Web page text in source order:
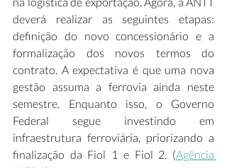
deverá realizar as seguintes etapas:
definição do novo concessionário e a
formalização dos novos termos do
contrato. A expectativa é que uma nova
gestão assuma a ferrovia ainda neste
semestre. Enquanto isso, o Governo
Federal segue investindo em
infraestrutura ferroviária, priorizando a
finalização da Fiol 1 e Fiol 2. (Agência